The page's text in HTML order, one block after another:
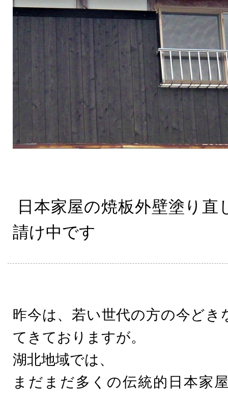
日本家屋の焼板外壁塗り直
請け中です
昨今は、若い世代の方の今どき
てきておりますが。
湖北地域では、
まだまだ多くの伝統的日本家